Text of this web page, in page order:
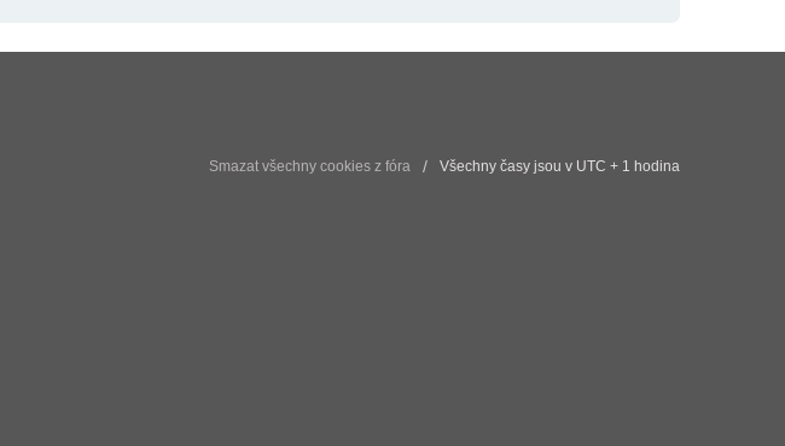
Smazat všechny cookies z fóra Všechny časy jsou v UTC + 1 hodina